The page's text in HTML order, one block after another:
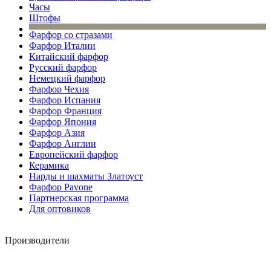
Часы
Штофы
Фарфор со стразами
Фарфор Италии
Китайский фарфор
Русский фарфор
Немецкий фарфор
Фарфор Чехия
Фарфор Испания
Фарфор Франция
Фарфор Япония
Фарфор Азия
Фарфор Англии
Европейский фарфор
Керамика
Нарды и шахматы Златоуст
Фарфор Pavone
Партнерская программа
Для оптовиков
Производители